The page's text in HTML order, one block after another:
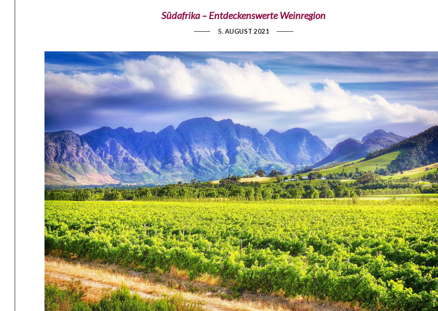
Südafrika – Entdeckenswerte Weinregion
5. AUGUST 2021